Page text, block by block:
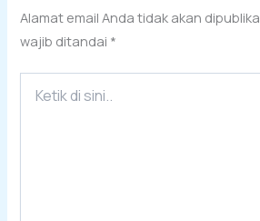
Alamat email Anda tidak akan
wajib ditandai *